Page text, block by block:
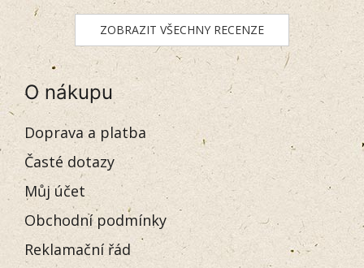
ZOBRAZIT VŠECHNY RECENZE
O nákupu
Doprava a platba
Časté dotazy
Můj účet
Obchodní podmínky
Reklamační řád